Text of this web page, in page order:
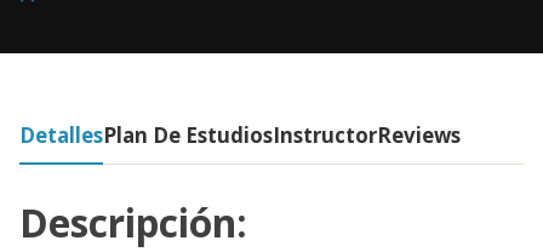
DetallesPlan De EstudiosInstructorReviews
Descripción: